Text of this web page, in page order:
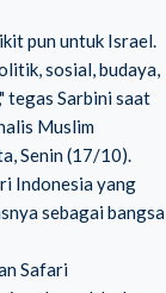
pun untuk Israel.
sosial, budaya,
tegas Sarbini saat
Muslim
Senin (17/10).
Indonesia yang
sebagai bangsa
Safari